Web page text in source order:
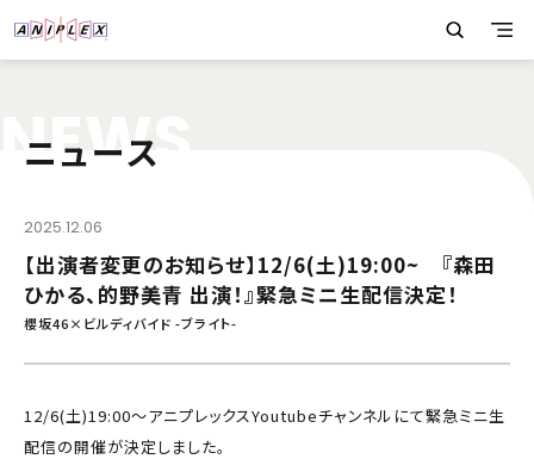
NEWS
ニュース
2025.12.06
【出演者変更のお知らせ】12/6(土)19:00~ 『森田
ひかる、的野美青 出演！』緊急ミニ生配信決定！
櫻坂46×ビルディバイド -ブライト-
12/6(土)19:00～アニプレックスYoutubeチャンネルにて緊急ミニ生
配信の開催が決定しました。